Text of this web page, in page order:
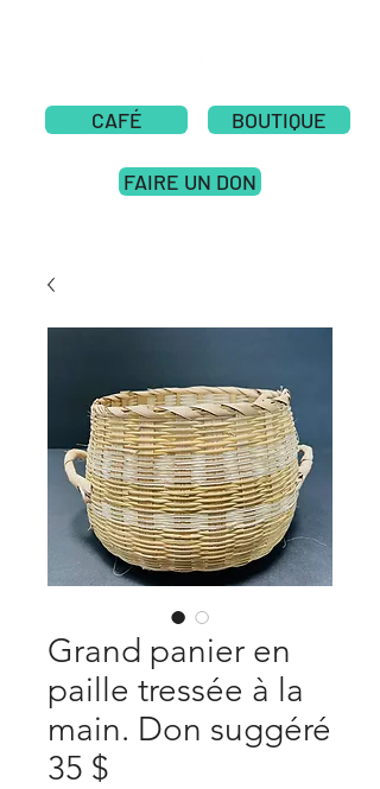
CAFÉ BOUTIQUE
FAIRE UN DON
Grand panier en
paille tressée à la
main. Don suggéré
35 $